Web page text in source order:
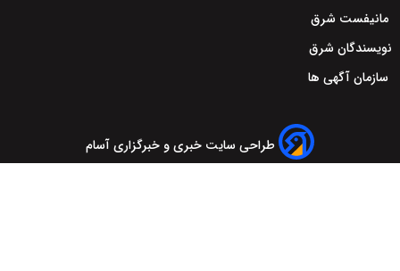
مانیفست شرق
نویسندگان شرق
سازمان آگهی ها
طراحی سایت خبری و خبرگزاری آسام